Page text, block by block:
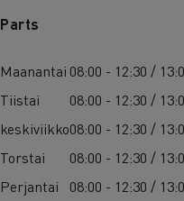
Parts
Maanantai 08:00 - 12:30 /
Tiistai
08:00 - 12:30 /
keskiviikko08:00 - 12:30 /
Torstai
08:00 - 12:30 /
Perjantai
08:00 - 12:30 /